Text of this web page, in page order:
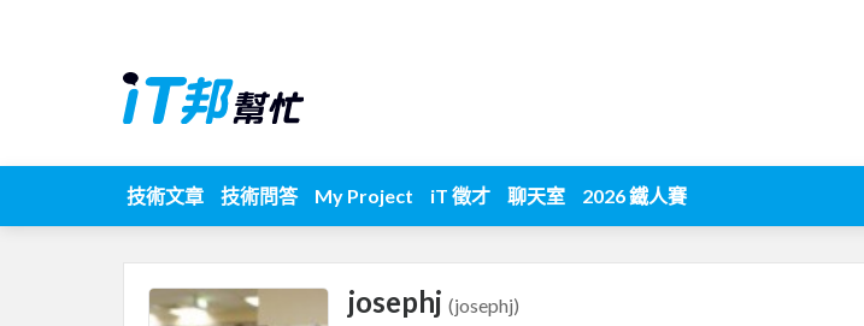
技術文章 技術問答 My Project iT 徵才 聊天室 2026 鐵人賽
josephj (josephj)